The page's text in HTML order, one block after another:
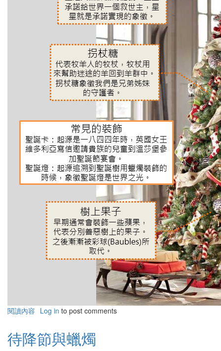
閱讀內容 有
聖
誕
Log in to post comments
待降節與蠟燭